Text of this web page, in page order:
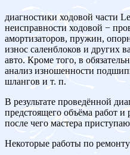
диагностики ходовой части
неисправности ходовой −
амортизаторов, пружин,
износ саленблоков и других
авто. Кроме того, в
анализ изношенности
шлангов и т. п.
В результате проведённой
предстоящего объёма работ и
после чего мастера
Некоторые работы по